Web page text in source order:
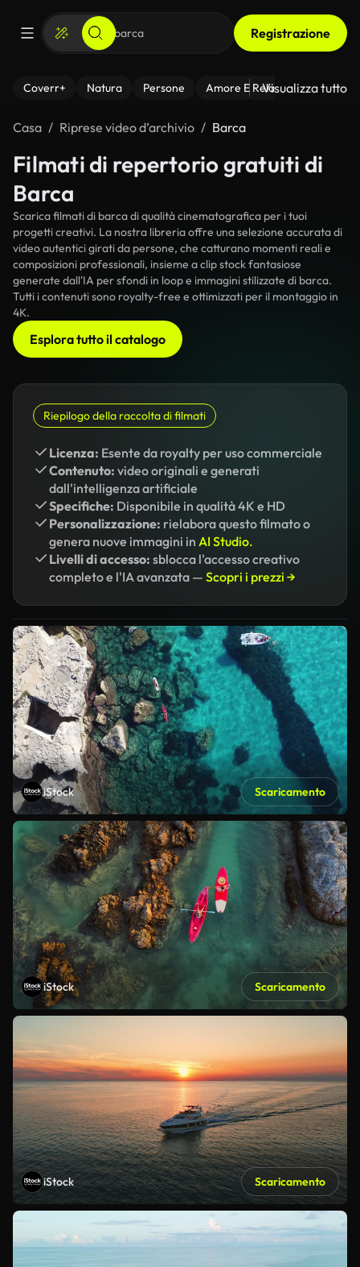
Registrazione
Coverr+ Natura Persone Amore E Relazioni Il
Visualizza tutto
Casa Riprese video d’archivio Barca
Filmati di repertorio gratuiti di
Barca
Scarica filmati di barca di qualità cinematografica per i tuoi
progetti creativi. La nostra libreria offre una selezione accurata di
video autentici girati da persone, che catturano momenti reali e
composizioni professionali, insieme a clip stock fantasiose
generate dall'IA per sfondi in loop e immagini stilizzate di barca.
Tutti i contenuti sono royalty-free e ottimizzati per il montaggio in
4K.
Esplora tutto il catalogo
Riepilogo della raccolta di filmati
Licenza: Esente da royalty per uso commerciale
Contenuto: video originali e generati
dall'intelligenza artificiale
Specifiche: Disponibile in qualità 4K e HD
Personalizzazione: rielabora questo filmato o
genera nuove immagini in AI Studio.
Livelli di accesso: sblocca l'accesso creativo
completo e l'IA avanzata — Scopri i prezzi →
iStock Scaricamento
iStock Scaricamento
iStock Scaricamento